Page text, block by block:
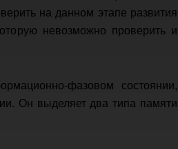
на данном этапе развития
невозможно проверить и
фазовом состоянии,
Он выделяет два типа памяти